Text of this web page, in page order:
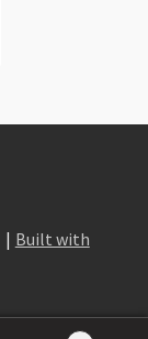
Built with